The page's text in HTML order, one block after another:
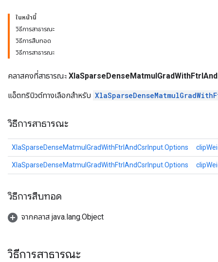
ในหน้านี้
วิธีการสาธารณะ
วิธีการสืบทอด
วิธีการสาธารณะ
คลาสคงที่สาธารณะ
แอ็ตทริบิวต์ทางเลือกสำหรับ
วิธีการสาธารณะ
XlaSparseDenseMatmulGradWithFtrlAndCsrInput.Options
XlaSparseDenseMatmulGradWithFtrlAndCsrInput.Options
วิธีการสืบทอด
จากคลาส java.lang.Object
วิธีการสาธารณะ